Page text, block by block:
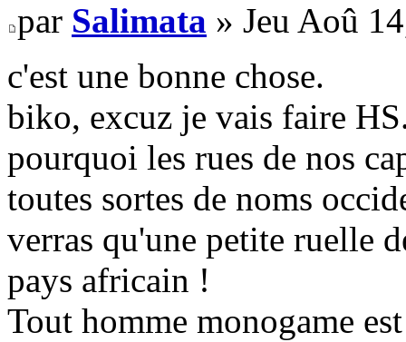
par Salimata » Jeu Aoû
c'est une bonne chose.
biko, excuz je vais faire
pourquoi les rues de nos
toutes sortes de noms
verras qu'une petite ruelle
pays africain !
Tout homme monogame